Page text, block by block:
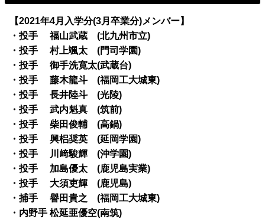
【2021年4月入学分(3月卒業分)メンバー】
・投手 福山武蔵 (北九州市立)
・投手 村上颯太 (門司学園)
・投手 御手洗寛太(武蔵台)
・投手 藤木龍斗 (福岡工大城東)
・投手 長井陸斗 (光陵)
・投手 武内魁真 (筑前)
・投手 柴田俊輔 (高鍋)
・投手 興梠奨英 (延岡学園)
・投手 川﨑駿輝 (沖学園)
・投手 加島優太 (鹿児島実業)
・投手 大須吏輝 (鹿児島)
・捕手 譽田貴之 (福岡工大城東)
・内野手 松延亜優空(南筑)